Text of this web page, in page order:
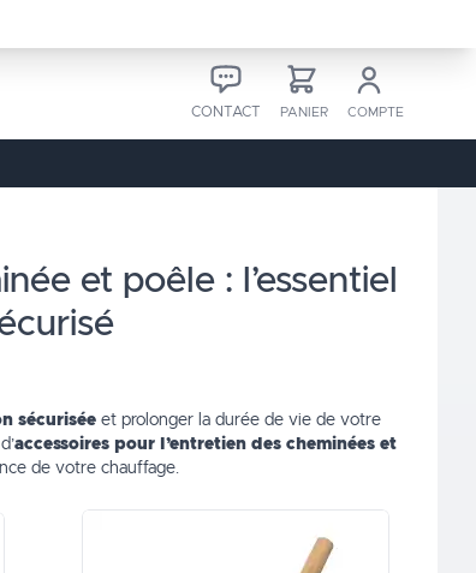
CONTACT PANIER COMPTE
sécuriséeet prolonger la durée de vie de votre
accessoires pour l’entretien des cheminées et
de votre chauffage.